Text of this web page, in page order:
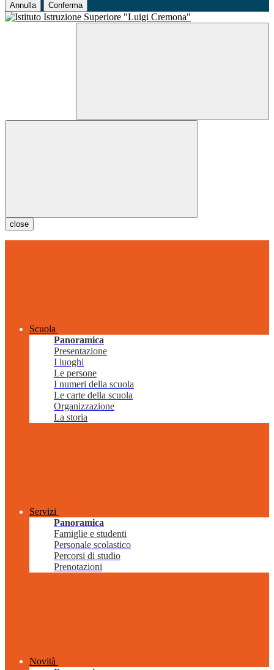
Annulla Conferma
close
Scuola
Panoramica
Presentazione
I luoghi
Le persone
I numeri della scuola
Le carte della scuola
Organizzazione
La storia
Servizi
Panoramica
Famiglie e studenti
Personale scolastico
Percorsi di studio
Prenotazioni
Novità